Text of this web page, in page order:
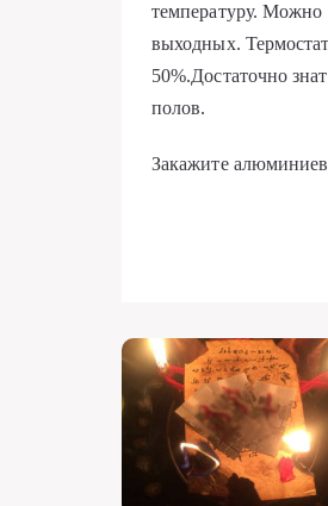
температуру. Можно
выходных.
50%.Достаточно
полов.
Закажите